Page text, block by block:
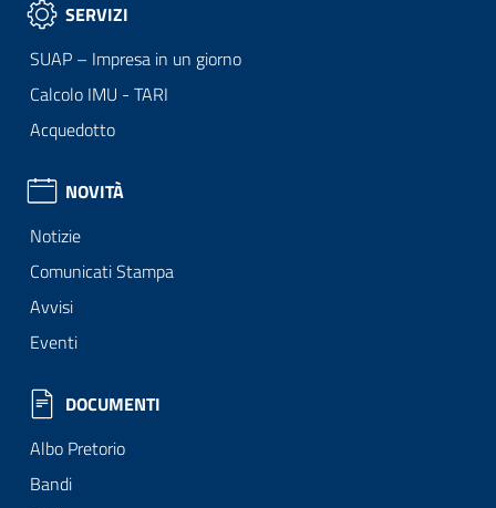
SERVIZI
SUAP – Impresa in un giorno
Calcolo IMU - TARI
Acquedotto
NOVITÀ
Notizie
Comunicati Stampa
Avvisi
Eventi
DOCUMENTI
Albo Pretorio
Bandi